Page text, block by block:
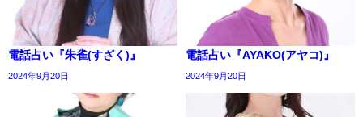
電話占い『朱雀(すざく)』
2024年9月20日
電話占い『AYAKO(アヤコ)』
2024年9月20日